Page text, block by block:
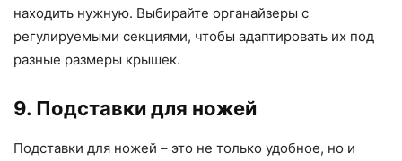
находить нужную. Выбирайте органайзеры с
регулируемыми секциями, чтобы адаптировать их под
разные размеры крышек.
9. Подставки для ножей
Подставки для ножей – это не только удобное, но и